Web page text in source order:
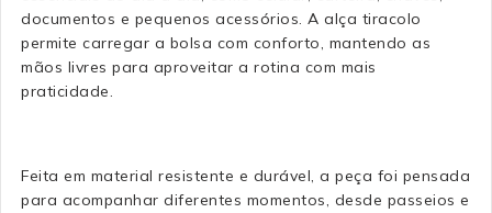
documentos e pequenos acessórios. A alça tiracolo
permite carregar a bolsa com conforto, mantendo as
mãos livres para aproveitar a rotina com mais
praticidade.
Feita em material resistente e durável, a peça foi pensada
para acompanhar diferentes momentos, desde passeios e